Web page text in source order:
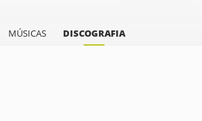
MÚSICAS DISCOGRAFIA